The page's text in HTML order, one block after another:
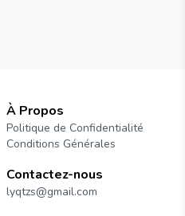
À Propos
Politique de Confidentialité
Conditions Générales
Contactez-nous
lyqtzs@gmail.com